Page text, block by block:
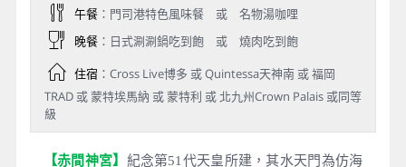
午餐：門司港特色風味餐 或 名物湯咖哩
晚餐：日式涮涮鍋吃到飽 或 燒肉吃到飽
住宿：Cross Live博多 或 Quintessa天神南 或 福岡
TRAD 或 蒙特埃馬納 或 蒙特利 或 北九州Crown Palais 或同等
級